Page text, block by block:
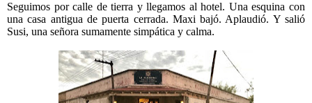
Seguimos por calle de tierra y llegamos al hotel. Una esquina con
una casa antigua de puerta cerrada. Maxi bajó. Aplaudió. Y salió
Susi, una señora sumamente simpática y calma.